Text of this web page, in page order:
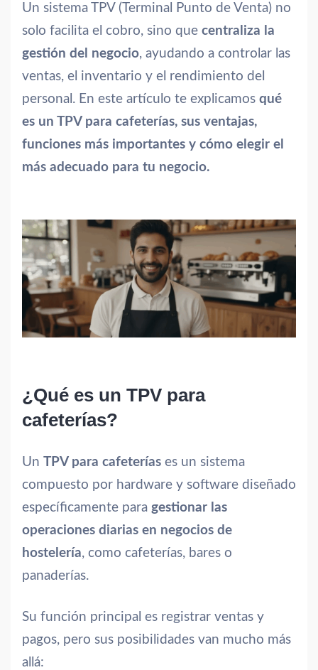
Un sistema TPV (Terminal Punto de Venta) no
solo facilita el cobro, sino que centraliza la
gestión del negocio, ayudando a controlar las
ventas, el inventario y el rendimiento del
personal. En este artículo te explicamos qué
es un TPV para cafeterías, sus ventajas,
funciones más importantes y cómo elegir el
más adecuado para tu negocio.
¿Qué es un TPV para
cafeterías?
Un TPV para cafeterías es un sistema
compuesto por hardware y software diseñado
específicamente para gestionar las
operaciones diarias en negocios de
hostelería, como cafeterías, bares o
panaderías.
Su función principal es registrar ventas y
pagos, pero sus posibilidades van mucho más
allá: